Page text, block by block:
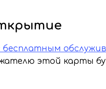
этой карты